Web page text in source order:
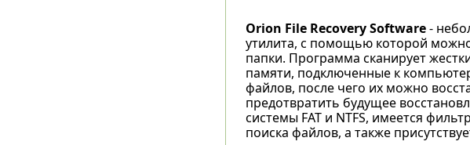
Orion File Recovery Software-
утилита, с помощью которой
папки. Программа сканирует
памяти, подключенные к
файлов, после чего их можно
предотвратить будущее
системы FAT и NTFS, имеется
поиска файлов, а также